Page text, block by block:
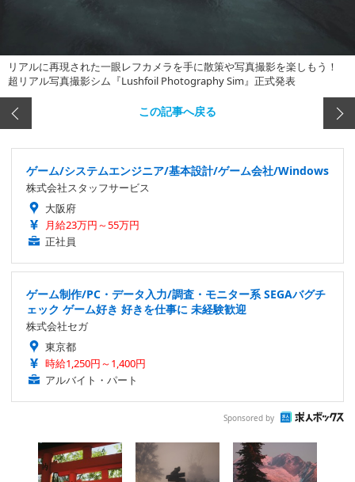
リアルに再現された一眼レフカメラを手に散策や写真撮影を楽しもう！
超リアル写真撮影シム『Lushfoil Photography Sim』正式発表
この記事へ戻る
ゲーム/システムエンジニア/基本設計/ゲーム会社/Windows
株式会社スタッフサービス
大阪府
月給23万円～55万円
正社員
ゲーム制作/PC・データ入力/調査・モニター系 SEGAバグチ
ェック ゲーム好き 好きを仕事に 未経験歓迎
株式会社セガ
東京都
時給1,250円～1,400円
アルバイト・パート
Sponsored by